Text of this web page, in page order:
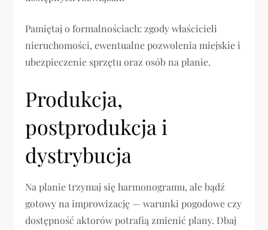
Pamiętaj o formalnościach: zgody właścicieli
nieruchomości, ewentualne pozwolenia miejskie i
ubezpieczenie sprzętu oraz osób na planie.
Produkcja,
postprodukcja i
dystrybucja
Na planie trzymaj się harmonogramu, ale bądź
gotowy na improwizację — warunki pogodowe czy
dostępność aktorów potrafią zmienić plany. Dbaj